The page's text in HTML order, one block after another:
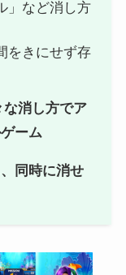
」など消し方
をきにせず存
な消し方でア
ーム
同時に消せ